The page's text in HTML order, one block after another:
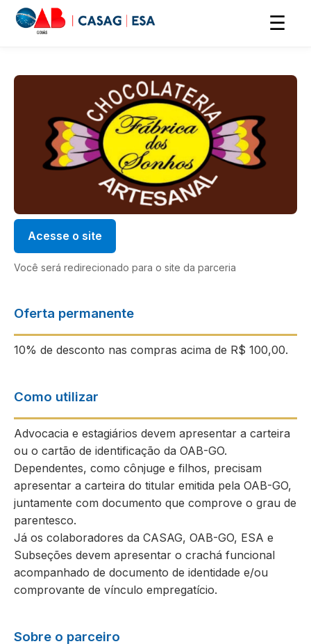
☰
Acesse o site
Você será redirecionado para o site da parceria
Oferta permanente
10% de desconto nas compras acima de R$ 100,00.
Como utilizar
Advocacia e estagiários devem apresentar a carteira
ou o cartão de identificação da OAB-GO.
Dependentes, como cônjuge e filhos, precisam
apresentar a carteira do titular emitida pela OAB-GO,
juntamente com documento que comprove o grau de
parentesco.
Já os colaboradores da CASAG, OAB-GO, ESA e
Subseções devem apresentar o crachá funcional
acompanhado de documento de identidade e/ou
comprovante de vínculo empregatício.
Sobre o parceiro